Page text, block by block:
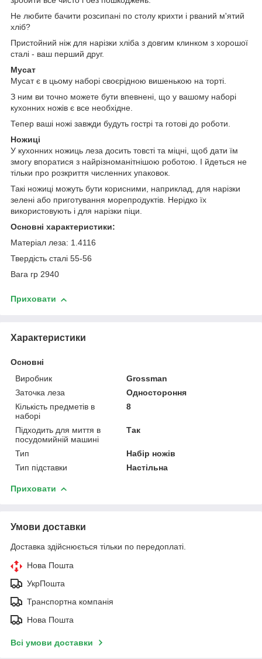
Не любите бачити розсипані по столу крихти і рваний м'ятий
хліб?
Пристойний ніж для нарізки хліба з довгим клинком з хорошої
сталі - ваш перший друг.
Мусат
Мусат є в цьому наборі своєрідною вишенькою на торті.
З ним ви точно можете бути впевнені, що у вашому наборі
кухонних ножів є все необхідне.
Тепер ваші ножі завжди будуть гострі та готові до роботи.
Ножиці
У кухонних ножиць леза досить товсті та міцні, щоб дати їм
змогу впоратися з найрізноманітнішою роботою. І йдеться не
тільки про розкриття численних упаковок.
Такі ножиці можуть бути корисними, наприклад, для нарізки
зелені або приготування морепродуктів. Нерідко їх
використовують і для нарізки піци.
Основні характеристики:
Матеріал леза: 1.4116
Твердість сталі 55-56
Вага гр 2940
Приховати
Характеристики
Основні
Виробник
Grossman
Заточка леза
Одностороння
Кількість предметів в
наборі
8
Підходить для миття в
посудомийній машині
Так
Тип
Набір ножів
Тип підставки
Настільна
Приховати
Умови доставки
Доставка здійснюється тільки по передоплаті.
Нова Пошта
УкрПошта
Транспортна компанія
Нова Пошта
Всі умови доставки